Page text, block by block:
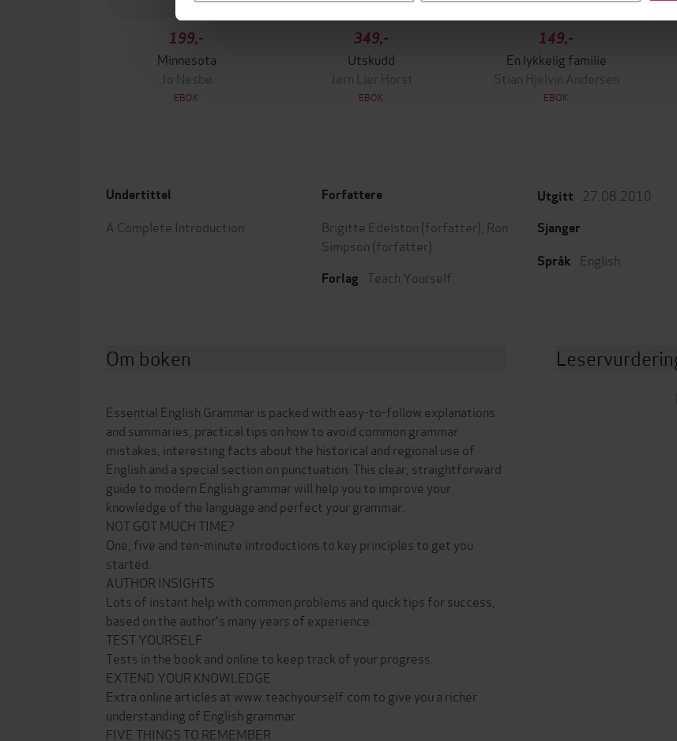
199,-
Minnesota
Jo Nesbø
EBOK
349,-
Utskudd
Jørn Lier Horst
EBOK
149,-
En lykkelig familie
Stian Hjelvin Andersen
EBOK
Undertittel
A Complete Introduction
Forfattere
Brigitte Edelston (forfatter), Ron
Simpson (forfatter)
Forlag Teach Yourself
Utgitt 27.08.2010
Sjanger
Språk
English
Om boken
Essential English Grammar is packed with easy-to-follow explanations
and summaries, practical tips on how to avoid common grammar
mistakes, interesting facts about the historical and regional use of
English and a special section on punctuation. This clear, straightforward
guide to modern English grammar will help you to improve your
knowledge of the language and perfect your grammar.
NOT GOT MUCH TIME?
One, five and ten-minute introductions to key principles to get you
started.
AUTHOR INSIGHTS
Lots of instant help with common problems and quick tips for success,
based on the author's many years of experience.
TEST YOURSELF
Tests in the book and online to keep track of your progress.
EXTEND YOUR KNOWLEDGE
Extra online articles at www.teachyourself.com to give you a richer
understanding of English grammar.
FIVE THINGS TO REMEMBER